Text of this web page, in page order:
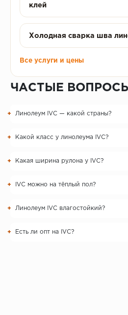
клей
Холодная сварка шва
Все услуги и цены
ЧАСТЫЕ
Линолеум IVC — какой страны?
Какой класс у линолеума IVC?
Какая ширина рулона у IVC?
IVC можно на тёплый пол?
Линолеум IVC влагостойкий?
Есть ли опт на IVC?